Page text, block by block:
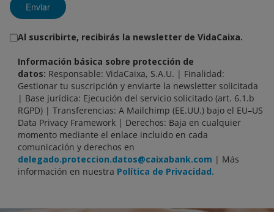
Enviar
Al suscribirte, recibirás la newsletter de VidaCaixa.
Información básica sobre protección de
datos: Responsable: VidaCaixa, S.A.U. | Finalidad:
Gestionar tu suscripción y enviarte la newsletter solicitada
| Base jurídica: Ejecución del servicio solicitado (art. 6.1.b
RGPD) | Transferencias: A Mailchimp (EE.UU.) bajo el EU–US
Data Privacy Framework | Derechos: Baja en cualquier
momento mediante el enlace incluido en cada
comunicación y derechos en
delegado.proteccion.datos@caixabank.com | Más
información en nuestra Política de Privacidad.